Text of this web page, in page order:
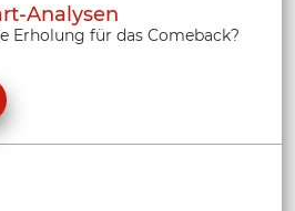
Analysen
Erholung für das Comeback?